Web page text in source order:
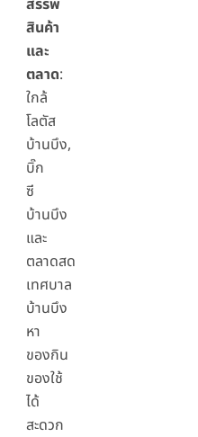
สรรพ
สินค้า
และ
ตลาด:
ใกล้
โลตัส
บ้านบึง,
บิ๊ก
ซี
บ้านบึง
และ
ตลาดสด
เทศบาล
บ้านบึง
หา
ของกิน
ของใช้
ได้
สะดวก